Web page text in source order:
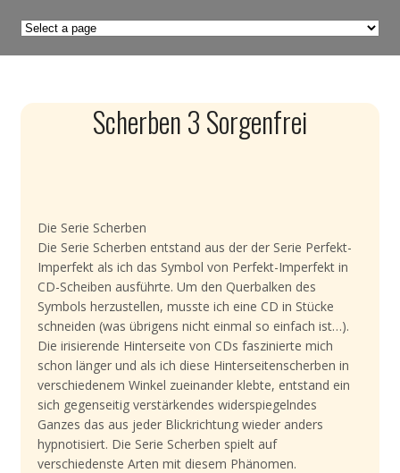
Scherben 3 Sorgenfrei
Die Serie Scherben
Die Serie Scherben entstand aus der der Serie Perfekt-
Imperfekt als ich das Symbol von Perfekt-Imperfekt in
CD-Scheiben ausführte. Um den Querbalken des
Symbols herzustellen, musste ich eine CD in Stücke
schneiden (was übrigens nicht einmal so einfach ist…).
Die irisierende Hinterseite von CDs faszinierte mich
schon länger und als ich diese Hinterseitenscherben in
verschiedenem Winkel zueinander klebte, entstand ein
sich gegenseitig verstärkendes widerspiegelndes
Ganzes das aus jeder Blickrichtung wieder anders
hypnotisiert. Die Serie Scherben spielt auf
verschiedenste Arten mit diesem Phänomen.